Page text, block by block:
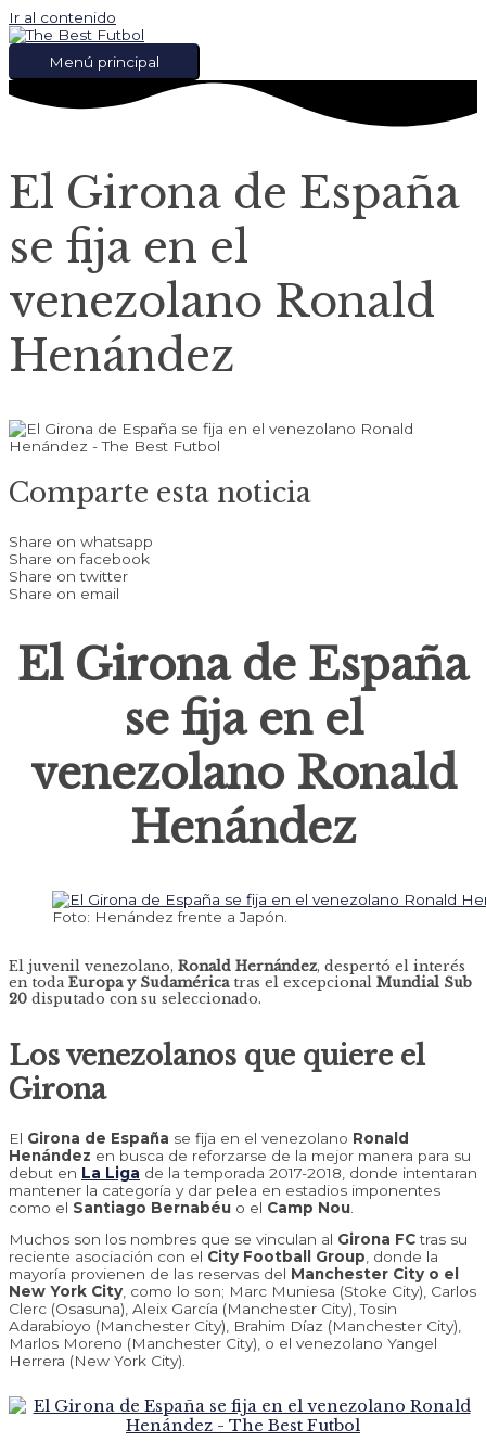
Ir al contenido
Menú principal
El Girona de España
se fija en el
venezolano Ronald
Henández
Comparte esta noticia
Share on whatsapp
Share on facebook
Share on twitter
Share on email
El Girona de España
se fija en el
venezolano Ronald
Henández
Foto: Henández frente a Japón.
El juvenil venezolano, Ronald Hernández, despertó el interés
en toda Europa y Sudaméricatras el excepcional Mundial Sub
20 disputado con su seleccionado.
Los venezolanos que quiere el
Girona
El Girona de España se fija en el venezolano Ronald
Henández en busca de reforzarse de la mejor manera para su
debut en La Liga de la temporada 2017-2018, donde intentaran
mantener la categoría y dar pelea en estadios imponentes
como el Santiago Bernabéu o el Camp Nou
Muchos son los nombres que se vinculan al Girona FCtras su
reciente asociación con el City Football Group, donde la
mayoría provienen de las reservas del Manchester City o el
New York City, como lo son; Marc Muniesa (Stoke City), Carlos
Clerc (Osasuna), Aleix García (Manchester City), Tosin
Adarabioyo (Manchester City), Brahim Díaz (Manchester City),
Marlos Moreno (Manchester City), o el venezolano Yangel
Herrera (New York City).